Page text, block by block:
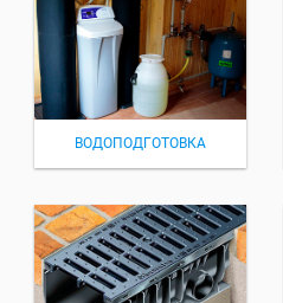
ВОДОПОДГОТОВКА